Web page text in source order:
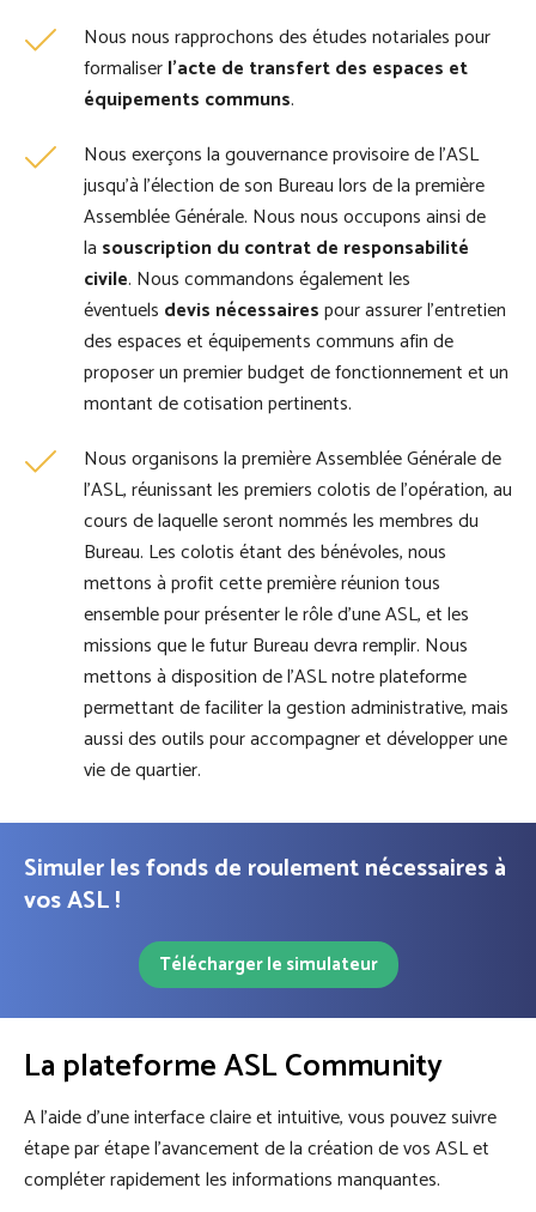
Nous nous rapprochons des études notariales pour
formaliserl’acte de transfert des espaces et
équipements communs.
Nous exerçons la gouvernance provisoire de l’ASL
jusqu’à l’élection de son Bureau lors de la première
Assemblée Générale. Nous nous occupons ainsi de
la souscription du contrat de responsabilité
civile. Nous commandons également les
éventuels devis nécessairespour assurer l’entretien
des espaces et équipements communs afin de
proposer un premier budget de fonctionnement et un
montant de cotisation pertinents.
Nous organisons la première Assemblée Générale de
l’ASL, réunissant les premiers colotis de l’opération, au
cours de laquelle seront nommés les membres du
Bureau. Les colotis étant des bénévoles, nous
mettons à profit cette première réunion tous
ensemble pour présenter le rôle d’une ASL, et les
missions que le futur Bureau devra remplir. Nous
mettons à disposition de l’ASL notre plateforme
permettant de faciliter la gestion administrative, mais
aussi des outils pour accompagner et développer une
vie de quartier.
Simuler les fonds de roulement nécessaires à
vos ASL !
Télécharger le simulateur
La plateforme ASL Community
A l’aide d’une interface claire et intuitive, vous pouvez suivre
étape par étape l’avancement de la création de vos ASL et
compléter rapidement les informations manquantes.